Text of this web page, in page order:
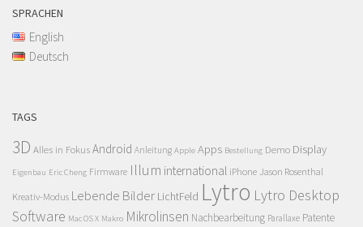
SPRACHEN
English
Deutsch
TAGS
3D Alles in FokusAndroid Anleitung Apple Apps Bestellung Demo Display
Eigenbau Eric Cheng Firmware Illum international iPhone Jason Rosenthal
Kreativ-Modus Lebende Bilder LichtFeld Lytro Lytro Desktop
Software Mac OS X Makro Mikrolinsen Nachbearbeitung Parallaxe Patente